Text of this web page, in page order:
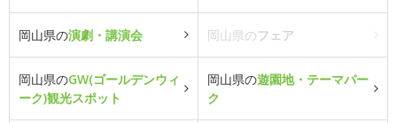
岡山県の演劇・講演会 岡山県のフェア
岡山県のGW(ゴールデンウィ
ーク)観光スポット
岡山県の遊園地・テーマパー
ク